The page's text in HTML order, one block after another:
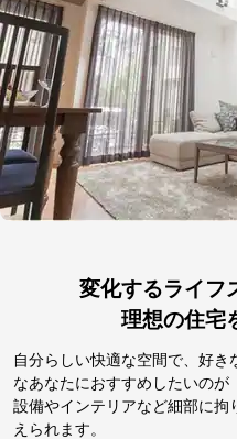
変化するライフ
理想の住宅
自分らしい快適な空間で、好
なあなたにおすすめしたいのが
設備やインテリアなど細部に
えられます。